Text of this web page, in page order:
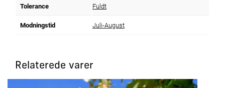
Tolerance Fuldt
Modningstid Juli-August
Relaterede varer